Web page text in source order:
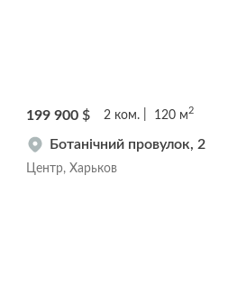
199 900 $ 2 ком. 120 м2
Ботанічний провулок, 2
Центр, Харьков